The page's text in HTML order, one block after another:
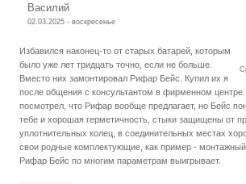
Василий
02.03.2025 - воскресенье
Избавился наконец-то от старых батарей, которым
было уже лет тридцать точно, если не больше.
Вместо них замонтировал Рифар Бейс. Купил их я
после общения с консультантом в фирменном центре.
посмотрел, что Рифар вообще предлагает, но Бейс
тебе и хорошая герметичность, стыки защищены от
уплотнительных колец, в соединительных местах
свои родные комплектующие, как пример - монтажный
Рифар Бейс по многим параметрам выигрывает.